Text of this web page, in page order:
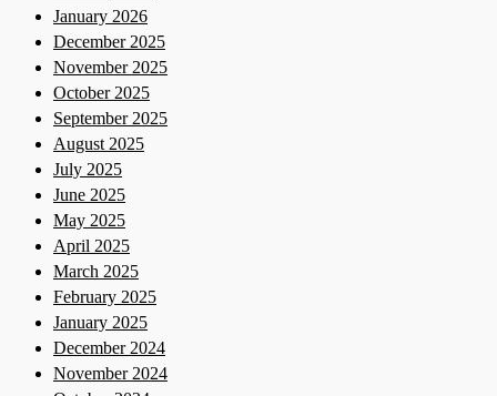
January 2026
December 2025
November 2025
October 2025
September 2025
August 2025
July 2025
June 2025
May 2025
April 2025
March 2025
February 2025
January 2025
December 2024
November 2024